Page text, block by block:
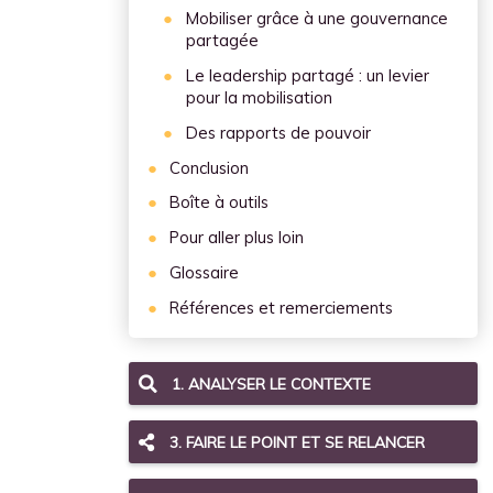
Mobiliser grâce à une gouvernance
partagée
Le leadership partagé : un levier
pour la mobilisation
Des rapports de pouvoir
Conclusion
Boîte à outils
Pour aller plus loin
Glossaire
Références et remerciements
1. ANALYSER LE CONTEXTE
3. FAIRE LE POINT ET SE RELANCER